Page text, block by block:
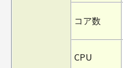
コア数
CPU